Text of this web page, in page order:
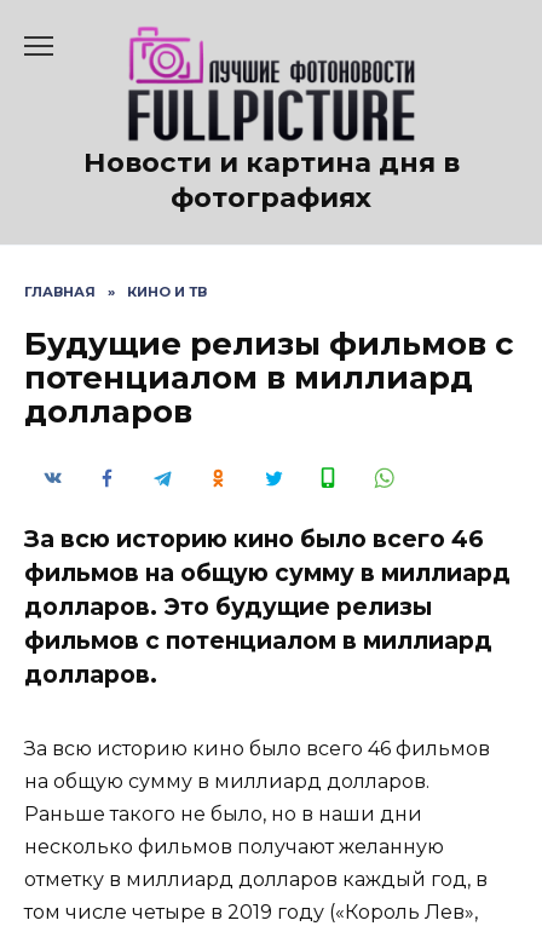
содержанию
Новости и картина дня в
фотографиях
ГЛАВНАЯ » КИНО И ТВ
Будущие релизы фильмов с
потенциалом в миллиард
долларов
За всю историю кино было всего 46
фильмов на общую сумму в миллиард
долларов. Это будущие релизы
фильмов с потенциалом в миллиард
долларов.
За всю историю кино было всего 46 фильмов
на общую сумму в миллиард долларов.
Раньше такого не было, но в наши дни
несколько фильмов получают желанную
отметку в миллиард долларов каждый год, в
том числе четыре в 2019 году («Король Лев»,